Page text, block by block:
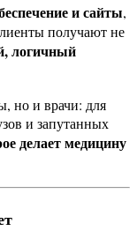
и сайты,
получают не
логичный
но и врачи: для
и запутанных
делает медицину